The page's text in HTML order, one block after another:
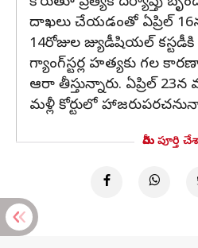
దాఖలు చేయడంతో ఏప్రిల్ 16న
14రోజుల జ్యుడీషియల్
గ్యాంగ్‌స్టర్ల హత్యకు గల
ఆరా తీస్తున్నారు. ఏప్రిల్ 23న
మళ్లీ కోర్టులో
మీరు పూర్తి